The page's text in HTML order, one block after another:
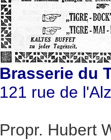
Brasserie du
121 rue de
Propr. Hubert